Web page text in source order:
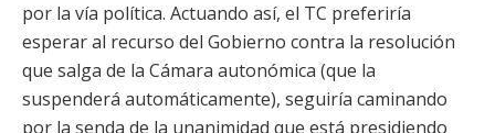
por la vía política. Actuando así, el TC preferiría
esperar al recurso del Gobierno contra la resolución
que salga de la Cámara autonómica (que la
suspenderá automáticamente), seguiría caminando
por la senda de la unanimidad que está presidiendo